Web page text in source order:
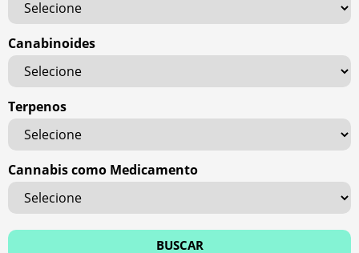
Canabinoides
Terpenos
Cannabis como Medicamento